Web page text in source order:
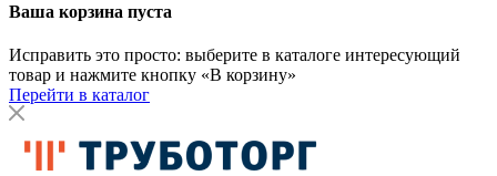
Ваша корзина пуста
Исправить это просто: выберите в каталоге интересующий
товар и нажмите кнопку «В корзину»
Перейти в каталог